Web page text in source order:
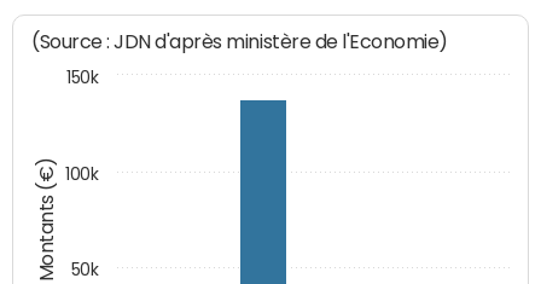
Montants (€)
(Source : JDN d'après ministère de l'Economie)
50k
100k
150k